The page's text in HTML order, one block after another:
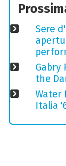
Sere
Gabry
the
Water
Italia